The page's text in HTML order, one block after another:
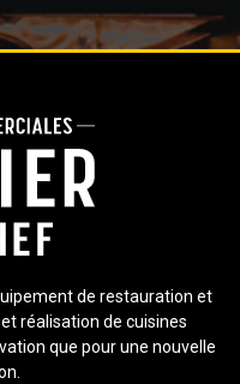
de restauration et
réalisation de cuisines
que pour une nouvelle